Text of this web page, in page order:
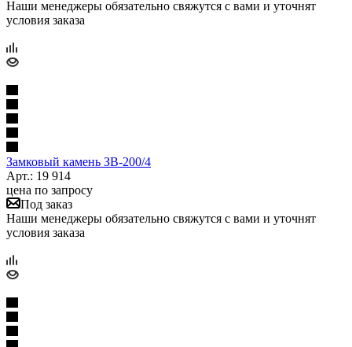
Наши менеджеры обязательно свяжутся с вами и уточнят
условия заказа
Замковый камень ЗВ-200/4
Арт.: 19 914
цена по запросу
Под заказ
Наши менеджеры обязательно свяжутся с вами и уточнят
условия заказа